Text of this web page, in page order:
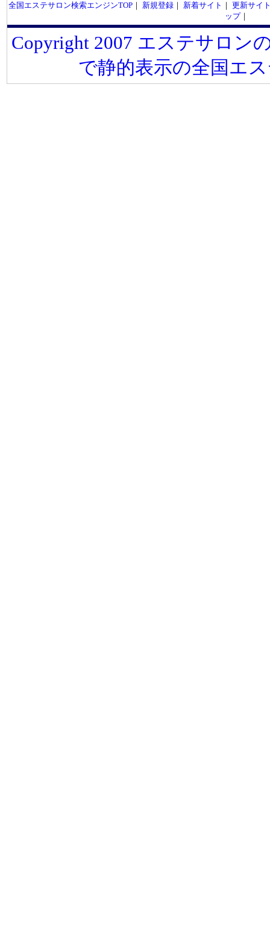
全国エステサロン検索エンジンTOP｜ 新規登録｜ 新着サイト ｜ 更新サイ
ップ｜
Copyright 2007 エステサロン
で静的表示の全国エ